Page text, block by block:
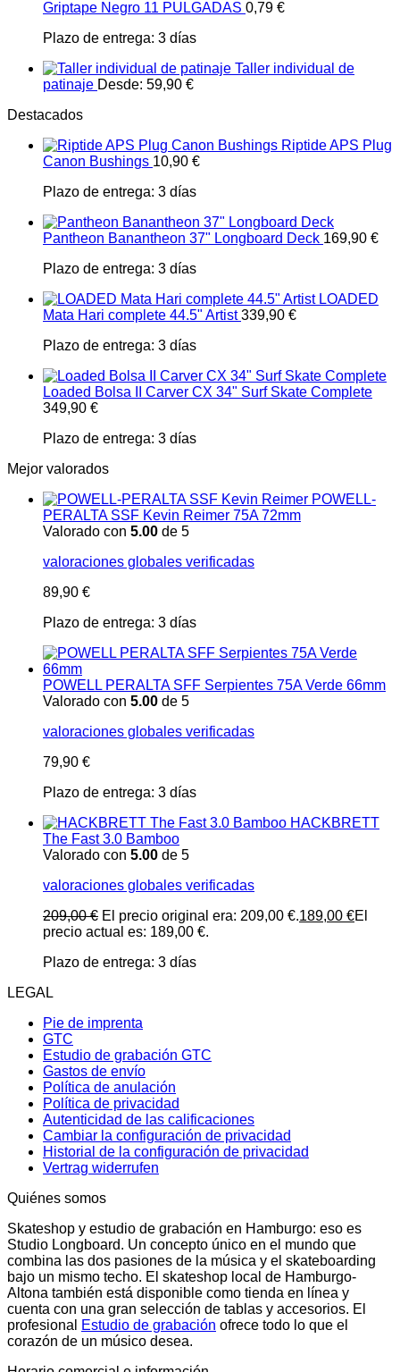
Griptape Negro 11 PULGADAS 0,79 €
Plazo de entrega: 3 días
Taller individual de
patinaje Desde: 59,90 €
Destacados
Riptide APS Plug
Canon Bushings 10,90 €
Plazo de entrega: 3 días
Pantheon Banantheon 37" Longboard Deck 169,90 €
Plazo de entrega: 3 días
LOADED
Mata Hari complete 44.5" Artist 339,90 €
Plazo de entrega: 3 días
Loaded Bolsa II Carver CX 34" Surf Skate Complete
349,90 €
Plazo de entrega: 3 días
Mejor valorados
POWELL-
PERALTA SSF Kevin Reimer 75A 72mm
Valorado con 5.00 de 5
valoraciones globales verificadas
89,90 €
Plazo de entrega: 3 días
POWELL PERALTA SFF Serpientes 75A Verde 66mm
Valorado con 5.00 de 5
valoraciones globales verificadas
79,90 €
Plazo de entrega: 3 días
HACKBRETT
The Fast 3.0 Bamboo
Valorado con 5.00 de 5
valoraciones globales verificadas
209,00€ El precio original era: 209,00 €.189,00 €El
precio actual es: 189,00 €.
Plazo de entrega: 3 días
LEGAL
Pie de imprenta
GTC
Estudio de grabación GTC
Gastos de envío
Política de anulación
Política de privacidad
Autenticidad de las calificaciones
Cambiar la configuración de privacidad
Historial de la configuración de privacidad
Vertrag widerrufen
Quiénes somos
Skateshop y estudio de grabación en Hamburgo: eso es
Studio Longboard. Un concepto único en el mundo que
combina las dos pasiones de la música y el skateboarding
bajo un mismo techo. El skateshop local de Hamburgo-
Altona también está disponible como tienda en línea y
cuenta con una gran selección de tablas y accesorios. El
profesional Estudio de grabación ofrece todo lo que el
corazón de un músico desea.